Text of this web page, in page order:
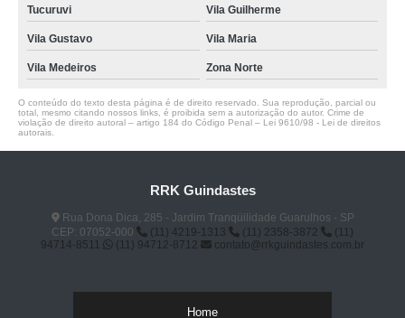
Tucuruvi Vila Guilherme
Vila Gustavo Vila Maria
Vila Medeiros Zona Norte
O conteúdo do texto desta página é de direito reservado. Sua reprodução, parcial ou
total, mesmo citando nossos links, é proibida sem a autorização do autor. Crime de
violação de direito autoral – artigo 184 do Código Penal – Lei 9610/98 - Lei de direitos
autorais
RRK Guindastes
Rua Dona Dica, 285 - Jardim Tranqüilidade Guarulhos - SP
CEP: 07052-000
(11) 4219-1313 (11) 2358-3872
(11)
94714-8511
(11) 94712-8712 contato@rrkguindastes.com.br
Home